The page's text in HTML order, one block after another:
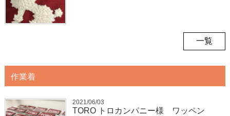
一覧
作業着
2021/06/03
TORO トロカンパニー様 ワッペン